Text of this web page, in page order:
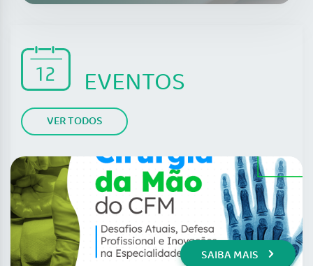
EVENTOS
VER TODOS
SAIBA MAIS